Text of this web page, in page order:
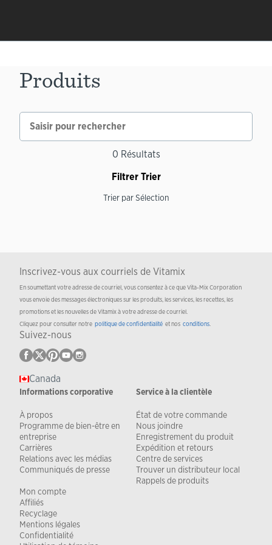
Produits
0 Résultats
Filtrer Trier
Trier parSélection
Inscrivez-vous aux courriels de Vitamix
En soumettant votre adresse de courriel, vous consentez à ce que Vita-Mix Corporation
vous envoie des messages électroniques sur les produits, les services, les recettes, les
promotions et les nouvelles de Vitamix à votre adresse de courriel.
Cliquez pour consulter notre politique de confidentialité et nos conditions.
Suivez-nous
Canada
Informations corporative
À propos
Programme de bien-être en
entreprise
Carrières
Relations avec les médias
Communiqués de presse
Service à la clientèle
État de votre commande
Nous joindre
Enregistrement du produit
Expédition et retours
Centre de services
Trouver un distributeur local
Rappels de produits
Mon compte
Affiliés
Recyclage
Mentions légales
Confidentialité